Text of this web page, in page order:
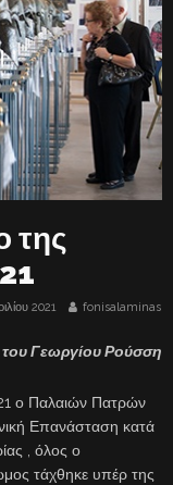
της
2021 fonisalaminas
του Γεωργίου Ρούσση
ο Παλαιών Πατρών
Επανάσταση κατά
, όλος ο
τάχθηκε υπέρ της